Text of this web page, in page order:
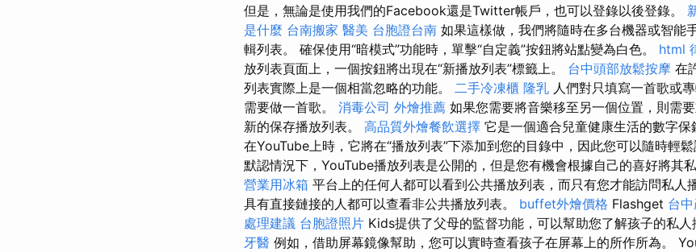
但是，無論是使用我們的Facebook還是Twitter帳戶，也可以登錄以後登錄。
是什麼 台南搬家 醫美 台胞證台南 如果這樣做，我們將隨時在多台機器或智能
輯列表。 確保使用“暗模式”功能時，單擊“自定義”按鈕將站點變為白色。 html
放列表頁面上，一個按鈕將出現在“新播放列表”標籤上。 台中頭部放鬆按摩 在
列表實際上是一個相當忽略的功能。 二手冷凍櫃 隆乳 人們對只填寫一首歌或
需要做一首歌。 消毒公司 外燴推薦 如果您需要將音樂移至另一個位置，則需
新的保存播放列表。 高品質外燴餐飲選擇 它是一個適合兒童健康生活的數字
在YouTube上時，它將在“播放列表”下添加到您的目錄中，因此您可以隨時輕鬆
默認情況下，YouTube播放列表是公開的，但是您有機會根據自己的喜好將其
營業用冰箱 平台上的任何人都可以看到公共播放列表，而只有您才能訪問私人
具有直接鏈接的人都可以查看非公共播放列表。 buffet外燴價格 Flashget 台
處理建議 台胞證照片 Kids提供了父母的監督功能，可以幫助您了解孩子的私人
牙醫 例如，借助屏幕鏡像幫助，您可以實時查看孩子在屏幕上的所作所為。